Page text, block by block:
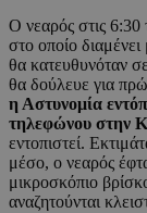
Ο νεαρός στις 6:30
στο οποίο
θα κατευθυνόταν
θα δούλευε για
η Αστυνομία
τηλεφώνου στην
εντοπιστεί.
μέσο, ο νεαρός
μικροσκόπιο
αναζητούνται